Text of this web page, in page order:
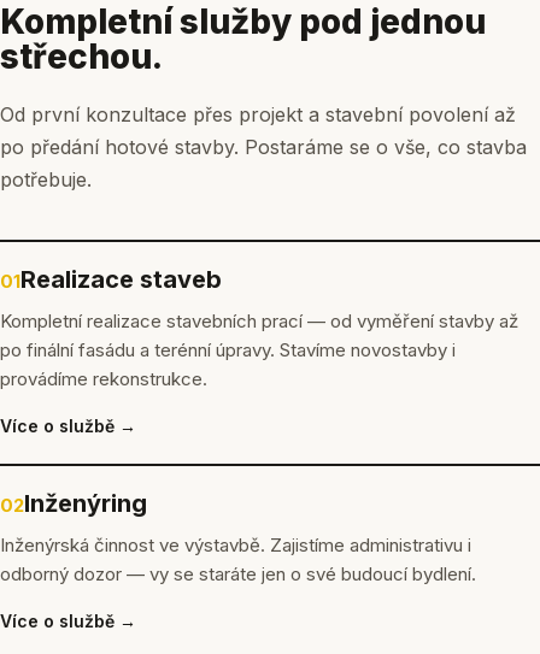
Kompletní služby pod jednou
střechou.
Od první konzultace přes projekt a stavební povolení až
po předání hotové stavby. Postaráme se o vše, co stavba
potřebuje.
01Realizace staveb
Kompletní realizace stavebních prací — od vyměření stavby až
po finální fasádu a terénní úpravy. Stavíme novostavby i
provádíme rekonstrukce.
Více o službě →
02Inženýring
Inženýrská činnost ve výstavbě. Zajistíme administrativu i
odborný dozor — vy se staráte jen o své budoucí bydlení.
Více o službě →